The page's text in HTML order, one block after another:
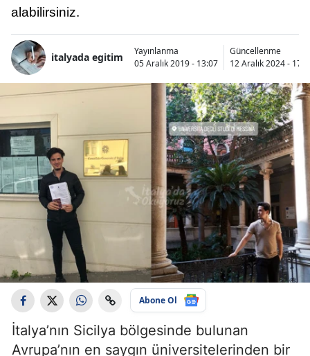
alabilirsiniz.
italyada egitim
Yayınlanma
05 Aralık 2019 - 13:07
Güncellenme
12 Aralık 2024 -
Abone Ol
İtalya’nın Sicilya bölgesinde bulunan
Avrupa’nın en saygın üniversitelerinden bir